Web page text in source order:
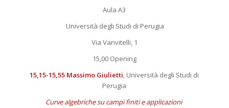
Aula A3
Università degli Studi di Perugia
Via Vanvitelli, 1
15,00 Opening
15,15-15,55 Massimo Giulietti, Università degli Studi di
Perugia
Curve algebriche su campi finiti e applicazioni